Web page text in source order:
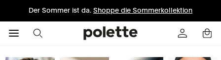
Der Sommer ist da. Shoppe die Sommerkollektion